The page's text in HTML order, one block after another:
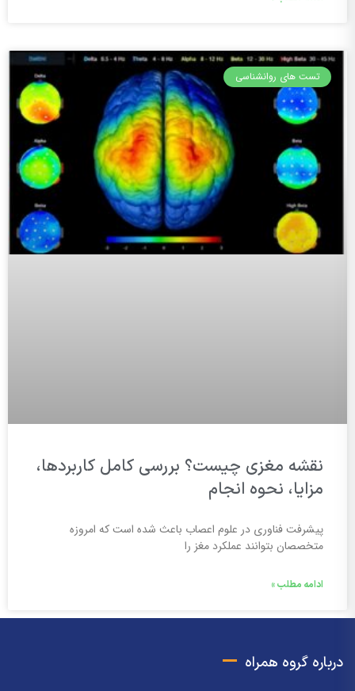
تست های روانشناسی
نقشه مغزی چیست؟ بررسی کامل کاربردها،
مزایا، نحوه انجام
پیشرفت فناوری در علوم اعصاب باعث شده است که امروزه
متخصصان بتوانند عملکرد مغز را
ادامه مطلب »
درباره گروه همراه